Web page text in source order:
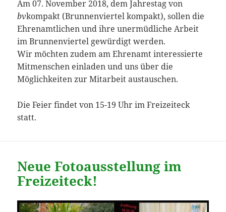
Am 07. November 2018, dem Jahrestag von
bvkompakt (Brunnenviertel kompakt), sollen die
Ehrenamtlichen und ihre unermüdliche Arbeit
im Brunnenviertel gewürdigt werden.
Wir möchten zudem am Ehrenamt interessierte
Mitmenschen einladen und uns über die
Möglichkeiten zur Mitarbeit austauschen.
Die Feier findet von 15-19 Uhr im Freizeiteck
statt.
Neue Fotoausstellung im
Freizeiteck!